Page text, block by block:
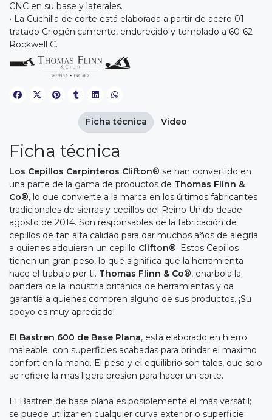
CNC en su base y laterales.
• La Cuchilla de corte está elaborada a partir de acero 01
tratado Criogénicamente, endurecido y templado a 60-62
Rockwell C.
Ficha técnica
Los Cepillos Carpinteros Clifton® se han convertido en
una parte de la gama de productos de Thomas Flinn &
Co®, lo que convierte a la marca en los últimos fabricantes
tradicionales de sierras y cepillos del Reino Unido desde
agosto de 2014. Son responsables de la fabricación de
cepillos de tan alta calidad para dar muchos años de alegría
a quienes adquieran un cepillo Clifton®. Estos Cepillos
tienen un gran peso, lo que significa que la herramienta
hace el trabajo por ti. Thomas Flinn & Co®, enarbola la
bandera de la industria británica de herramientas y da
garantía a quienes compren alguno de sus productos. ¡Su
apoyo es muy apreciado!
El Bastren 600 de Base Plana, está elaborado en hierro
maleable con superficies acabadas para brindar el maximo
confort en la mano. El peso y el equilibrio son tales, que solo
se refiere la mas ligera presion para hacer un corte.
El Bastren de base plana es posiblemente el más versátil;
se puede utilizar en cualquier curva exterior o superficie
Ficha técnica Video